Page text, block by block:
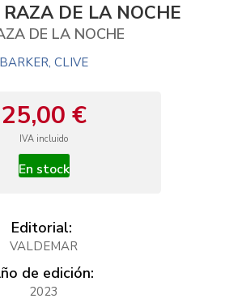
DE LA NOCHE
DE LA NOCHE
BARKER, CLIVE
25,00 €
IVA incluido
En stock
Editorial:
VALDEMAR
de edición:
2023